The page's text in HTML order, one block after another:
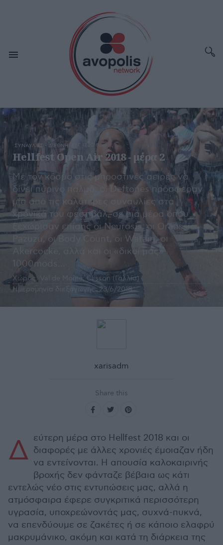
ΣΥΝΑΥΛΙΕΣ - ΔΙΕΘΝΗ ΑΥΓ 17,2018
Hellfest Open Air 2018 - μέρα 2
Με τον κόσμο στις μπροστινές σειρές να
δίνει πύρινο παλμό, οι Deftones πρόσφεραν
μία από τις καλύτερες συναυλίες στα
χρονικά του φεστιβάλ, σε μια μέρα όπου
ξεχώρισαν επίσης οι Neurosis, οι Oranssi
Pazuzu, οι Body Count, οι Watain, οι
Akercocke, αλλά και οι «δικοί μας»
1000mods...
Χώρος:
Val de Moine, Clisson (Γαλλία)
Ημερομηνία διεξαγωγής: 23/6/2018
xarisadm
Share this
Δ εύτερη μέρα στο Hellfest 2018 και οι
διαφορές με άλλες χρονιές έμοιαζαν ήδη
να εντείνονται. Η απουσία καλοκαιρινής
βροχής δεν φάνταζε βέβαια ως κάτι
εντελώς νέο στις εντυπώσεις μας, αλλά η
ατμόσφαιρα έφερε συγκριτικά περισσότερη
υγρασία, υποχρεώνοντάς μας, συχνά-πυκνά,
να επενδύουμε σε ζακέτες ή σε κάποιο ελαφρύ
μακρυμάνικο, ακόμη και κατά τη διάρκεια της